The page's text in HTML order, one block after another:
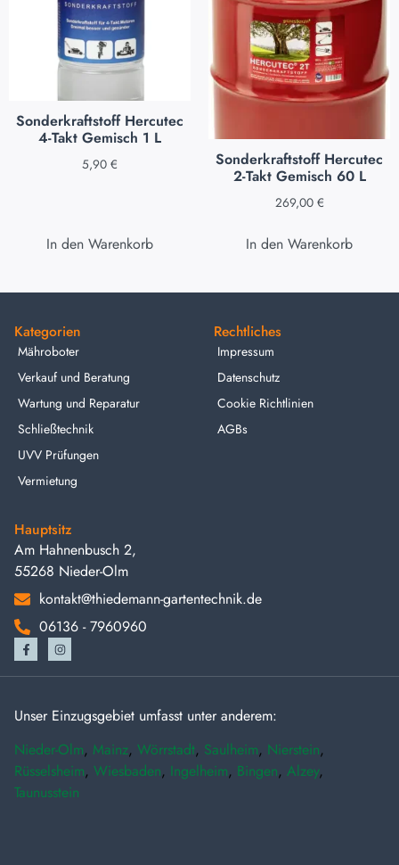
Sonderkraftstoff Hercutec
4-Takt Gemisch 1 L
5,90 €
In den Warenkorb
Sonderkraftstoff Hercutec
2-Takt Gemisch 60 L
269,00 €
In den Warenkorb
Kategorien
Mähroboter
Verkauf und Beratung
Wartung und Reparatur
Schließtechnik
UVV Prüfungen
Vermietung
Rechtliches
Impressum
Datenschutz
Cookie Richtlinien
AGBs
Hauptsitz
Am Hahnenbusch 2,
55268 Nieder-Olm
kontakt@thiedemann-gartentechnik.de
06136 - 7960960
Unser Einzugsgebiet umfasst unter anderem:
Nieder-Olm, Mainz, Wörrstadt, Saulheim, Nierstein,
Rüsselsheim, Wiesbaden, Ingelheim, Bingen, Alzey,
Taunusstein